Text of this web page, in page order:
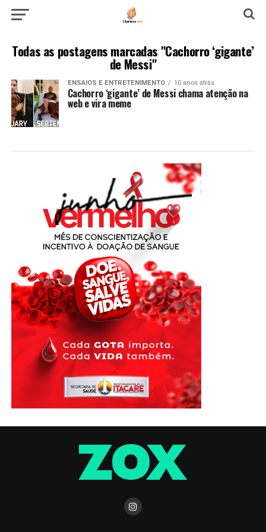
Todas as postagens marcadas "Cachorro ‘gigante’
de Messi"
ENSAIOS E ENTRETENIMENTO 10 anos atrás
Cachorro ‘gigante’ de Messi chama atenção na
web e vira meme